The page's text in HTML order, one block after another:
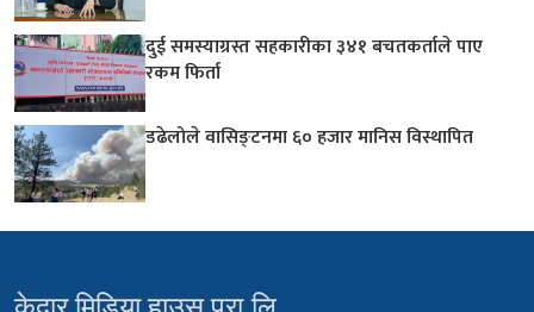
दुई समस्याग्रस्त सहकारीका ३४१ बचतकर्ताले पाए
रकम फिर्ता
डढेलोले वासिङ्टनमा ६० हजार मानिस विस्थापित